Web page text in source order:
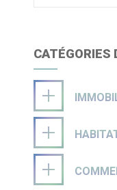
CATÉGORIES